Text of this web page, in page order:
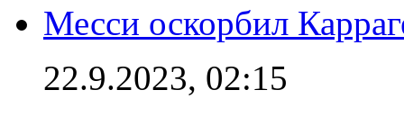
Месси оскорбил
22.9.2023, 02:15